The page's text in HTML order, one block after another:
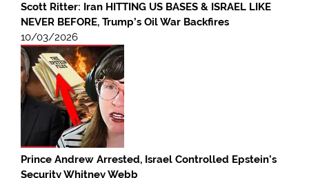
Scott Ritter: Iran HITTING US BASES & ISRAEL LIKE
NEVER BEFORE, Trump’s Oil War Backfires
10/03/2026
Prince Andrew Arrested, Israel Controlled Epstein’s
Security Whitney Webb